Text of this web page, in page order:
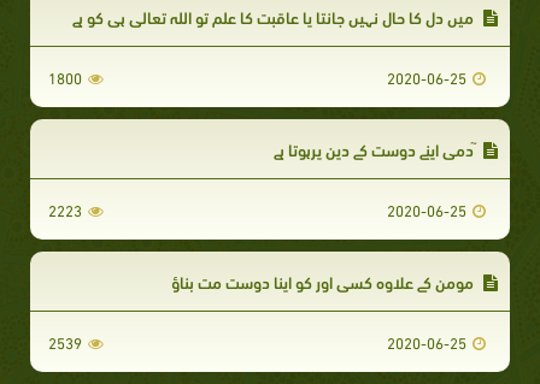
میں دل کا حال نہیں جانتا یا عاقبت کا علم تو اللہ تعالی ہی کو ہے
2020-06-25
1800
ٓدمی اپنے دوست کے دین پرہوتا ہے
2020-06-25
2223
مومن کے علاوہ کسی اور کو اپنا دوست مت بناؤ
2020-06-25
2539